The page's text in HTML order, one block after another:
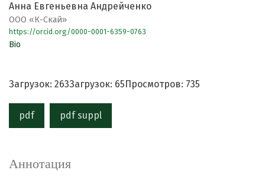
Анна Евгеньевна Андрейченко
ООО «К-Скай»
https://orcid.org/0000-0001-6359-0763
Bio
Загрузок: 263Загрузок: 65 Просмотров: 735
pdf pdf suppl
Аннотация